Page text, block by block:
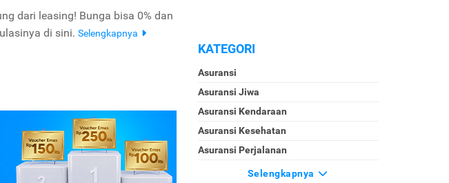
dari leasing! Bunga bisa 0% dan
di sini. Selengkapnya
KATEGORI
Asuransi
Asuransi Jiwa
Asuransi Kendaraan
Asuransi Kesehatan
Asuransi Perjalanan
Selengkapnya